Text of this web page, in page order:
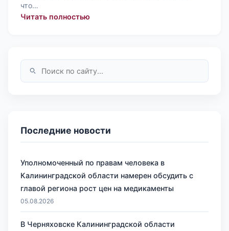
что…
Читать полностью: В регионы направлены
Последние новости
Уполномоченный по правам человека в
Калининградской области намерен обсудить с
главой региона рост цен на медикаменты
05.08.2026
В Черняховске Калининградской области